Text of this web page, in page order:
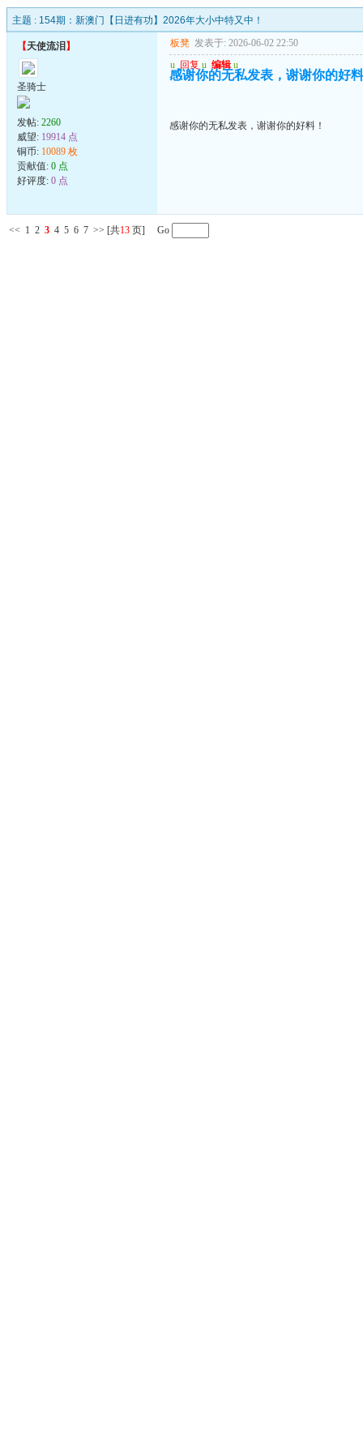
主题 : 154期：新澳门【日进有功】2026年大小中特又中！
【天使流泪 】
圣骑士
发帖: 2260
威望: 19914 点
铜币: 10089 枚
贡献值: 0 点
好评度: 0 点
板凳 发表于: 2026-06-02 22:50
u 回复 u 编辑 u
感谢你的无私发表，谢谢你的好
感谢你的无私发表，谢谢你的好料！
<< 1 2 3 4 5 6 7 >> [共13 页] Go